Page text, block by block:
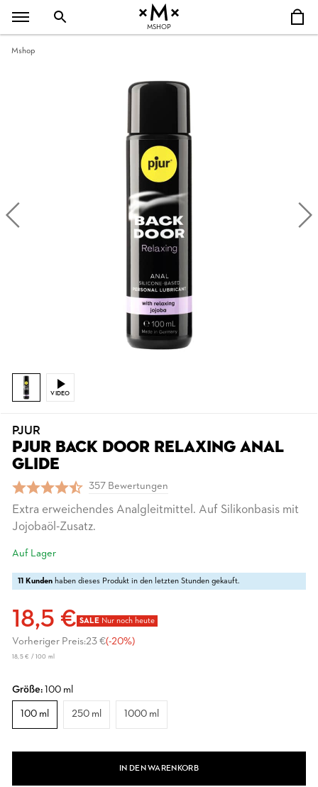
MSHOP
Mshop
VIDEO
PJUR
PJUR BACK DOOR RELAXING ANAL
GLIDE
357 Bewertungen
Extra erweichendes Analgleitmittel. Auf Silikonbasis mit
Jojobaöl-Zusatz.
Auf Lager
11 Kunden haben dieses Produkt in den letzten Stunden gekauft.
18,5 € SALE Nur noch heute
Vorheriger Preis:23 €(-20%)
18,5 € / 100 ml
Größe: 100 ml
100 ml 250 ml 1000 ml
IN DEN WARENKORB